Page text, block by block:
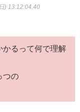
) 13:12:04.40
かるって何で理解
つの